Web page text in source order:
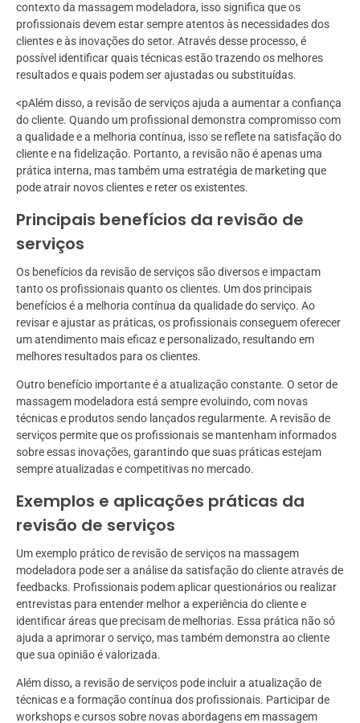
contexto da massagem modeladora, isso significa que os
profissionais devem estar sempre atentos às necessidades dos
clientes e às inovações do setor. Através desse processo, é
possível identificar quais técnicas estão trazendo os melhores
resultados e quais podem ser ajustadas ou substituídas.
<pAlém disso, a revisão de serviços ajuda a aumentar a confiança
do cliente. Quando um profissional demonstra compromisso com
a qualidade e a melhoria contínua, isso se reflete na satisfação do
cliente e na fidelização. Portanto, a revisão não é apenas uma
prática interna, mas também uma estratégia de marketing que
pode atrair novos clientes e reter os existentes.
Principais benefícios da revisão de
serviços
Os benefícios da revisão de serviços são diversos e impactam
tanto os profissionais quanto os clientes. Um dos principais
benefícios é a melhoria contínua da qualidade do serviço. Ao
revisar e ajustar as práticas, os profissionais conseguem oferecer
um atendimento mais eficaz e personalizado, resultando em
melhores resultados para os clientes.
Outro benefício importante é a atualização constante. O setor de
massagem modeladora está sempre evoluindo, com novas
técnicas e produtos sendo lançados regularmente. A revisão de
serviços permite que os profissionais se mantenham informados
sobre essas inovações, garantindo que suas práticas estejam
sempre atualizadas e competitivas no mercado.
Exemplos e aplicações práticas da
revisão de serviços
Um exemplo prático de revisão de serviços na massagem
modeladora pode ser a análise da satisfação do cliente através de
feedbacks. Profissionais podem aplicar questionários ou realizar
entrevistas para entender melhor a experiência do cliente e
identificar áreas que precisam de melhorias. Essa prática não só
ajuda a aprimorar o serviço, mas também demonstra ao cliente
que sua opinião é valorizada.
Além disso, a revisão de serviços pode incluir a atualização de
técnicas e a formação contínua dos profissionais. Participar de
workshops e cursos sobre novas abordagens em massagem